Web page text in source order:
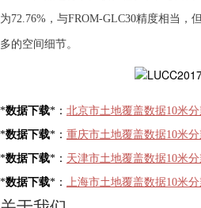
为72.76%，与FROM-GLC30精度相当，
多的空间细节。
*数据下载*： 北京市土地覆盖数据10米
*数据下载*： 重庆市土地覆盖数据10米
*数据下载*： 天津市土地覆盖数据10米
*数据下载*： 上海市土地覆盖数据10米